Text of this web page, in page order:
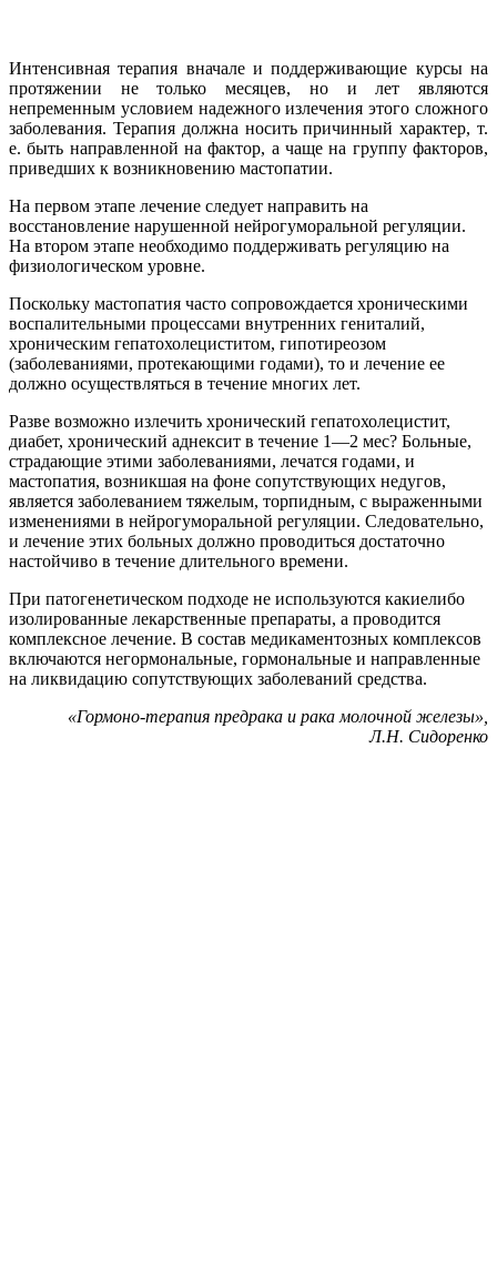
Интенсивная терапия вначале и поддерживающие курсы на
протяжении не только месяцев, но и лет являются
непременным условием надежного излечения этого сложного
заболевания. Терапия должна носить причинный характер, т.
е. быть направленной на фактор, а чаще на группу факторов,
приведших к возникновению мастопатии.
На первом этапе лечение следует направить на
восстановление нарушенной нейрогуморальной регуляции.
На втором этапе необходимо поддерживать регуляцию на
физиологическом уровне.
Поскольку мастопатия часто сопровождается хроническими
воспалительными процессами внутренних гениталий,
хроническим гепатохолециститом, гипотиреозом
(заболеваниями, протекающими годами), то и лечение ее
должно осуществляться в течение многих лет.
Разве возможно излечить хронический гепатохолецистит,
диабет, хронический аднексит в течение 1—2 мес? Больные,
страдающие этими заболеваниями, лечатся годами, и
мастопатия, возникшая на фоне сопутствующих недугов,
является заболеванием тяжелым, торпидным, с выраженными
изменениями в нейрогуморальной регуляции. Следовательно,
и лечение этих больных должно проводиться достаточно
настойчиво в течение длительного времени.
При патогенетическом подходе не используются какиелибо
изолированные лекарственные препараты, а проводится
комплексное лечение. В состав медикаментозных комплексов
включаются негормональные, гормональные и направленные
на ликвидацию сопутствующих заболеваний средства.
«Гормоно-терапия предрака и рака молочной железы»,
Л.Н. Сидоренко